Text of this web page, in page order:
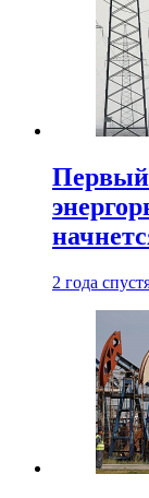
Первый
2 года